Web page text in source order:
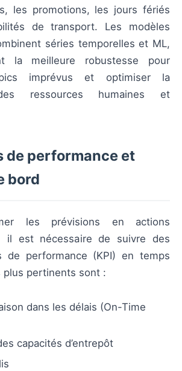
les promotions, les jours fériés
de transport. Les modèles
séries temporelles et ML,
la meilleure robustesse pour
imprévus et optimiser la
ressources humaines et
de performance et
bord
les prévisions en actions
il est nécessaire de suivre des
de performance (KPI) en temps
plus pertinents sont :
dans les délais (On-Time
capacités d’entrepôt